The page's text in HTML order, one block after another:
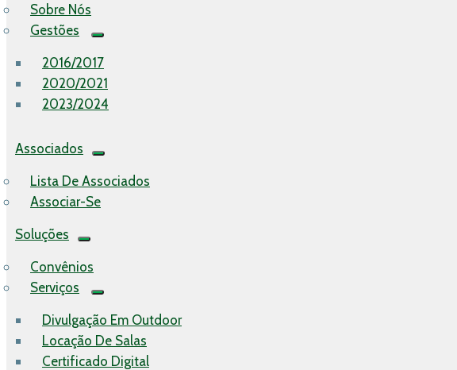
Sobre Nós
Gestões
2016/2017
2020/2021
2023/2024
Associados
Lista De Associados
Associar-Se
Soluções
Convênios
Serviços
Divulgação Em Outdoor
Locação De Salas
Certificado Digital